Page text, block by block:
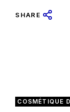
SHARE
COSMÉTIQUE